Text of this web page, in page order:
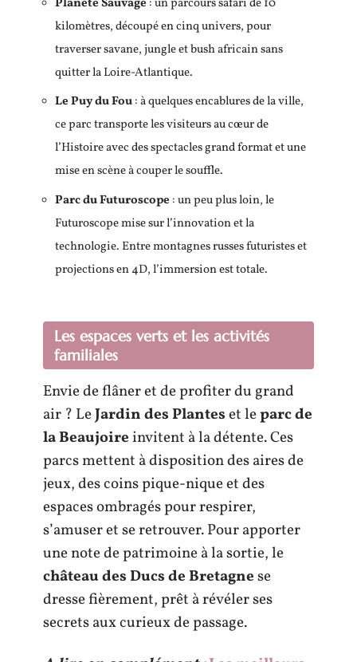
kilomètres, découpé en cinq univers, pour
traverser savane, jungle et bush africain sans
quitter la Loire-Atlantique.
Le Puy du Fou: à quelques encablures de la ville,
ce parc transporte les visiteurs au cœur de
l’Histoire avec des spectacles grand format et une
mise en scène à couper le souffle.
Parc du Futuroscope : un peu plus loin, le
Futuroscope mise sur l’innovation et la
technologie. Entre montagnes russes futuristes et
projections en 4D, l’immersion est totale.
Les espaces verts et les activités
familiales
Envie de flâner et de profiter du grand
air ? LeJardin des Planteset leparc de
la Beaujoireinvitent à la détente. Ces
parcs mettent à disposition des aires de
jeux, des coins pique-nique et des
espaces ombragés pour respirer,
s’amuser et se retrouver. Pour apporter
une note de patrimoine à la sortie, le
château des Ducs de Bretagnese
dresse fièrement, prêt à révéler ses
secrets aux curieux de passage.